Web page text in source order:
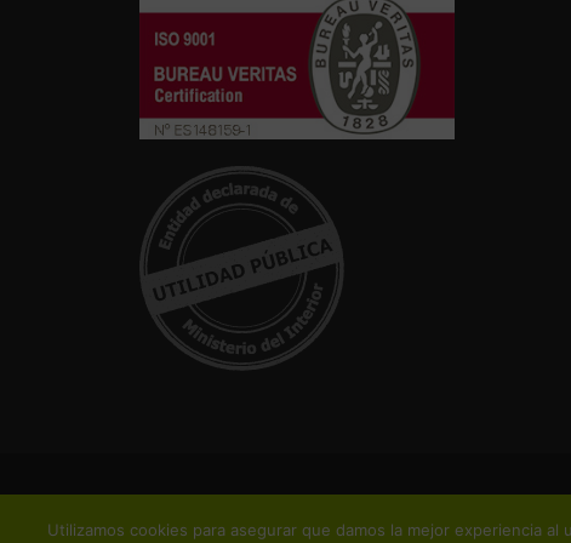
Utilizamos cookies para asegurar que damos la mejor experiencia